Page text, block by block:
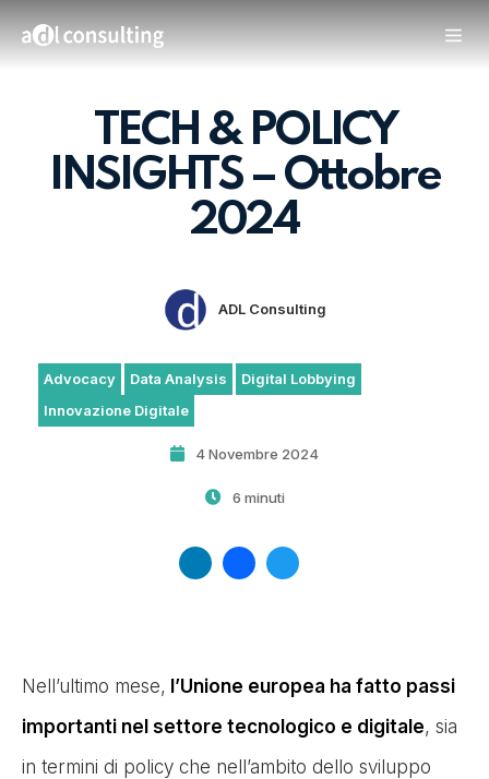
TECH & POLICY
INSIGHTS – Ottobre
2024
ADL Consulting
Advocacy Data Analysis
Digital Lobbying
Innovazione Digitale
4 Novembre 2024
6 minuti
Nell’ultimo mese, l’Unione europea ha fatto passi
importanti nel settore tecnologico e digitale, sia
in termini di policy che nell’ambito dello sviluppo